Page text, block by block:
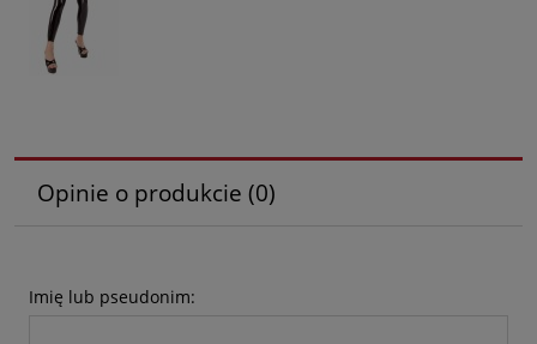
Opinie o produkcie (0)
Imię lub pseudonim: